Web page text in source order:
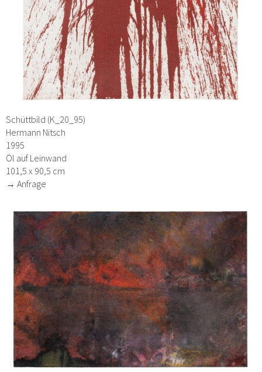
Schüttbild (K_20_95)
Hermann Nitsch
1995
Öl auf Leinwand
101,5 x 90,5 cm
→ Anfrage